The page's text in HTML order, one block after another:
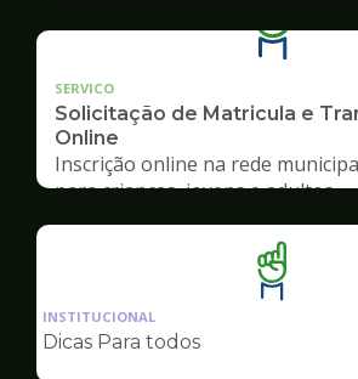
SERVICO
Solicitação de Matricula e
Online
Inscrição online na rede
para crianças, jovens e adultos
Ilustração
da
INSTITUCIONAL
Dicas Para todos